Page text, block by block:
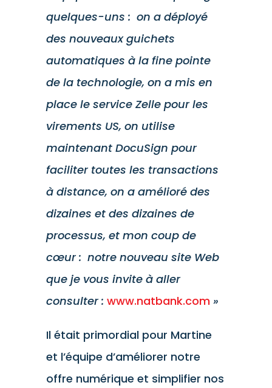
quelques-uns : on a déployé
des nouveaux guichets
automatiques à la fine pointe
de la technologie, on a mis en
place le service Zelle pour les
virements US, on utilise
maintenant DocuSign pour
faciliter toutes les transactions
à distance, on a amélioré des
dizaines et des dizaines de
processus, et mon coup de
cœur : notre nouveau site Web
que je vous invite à aller
consulter : www.natbank.com »
Il était primordial pour Martine
et l’équipe d’améliorer notre
offre numérique et simplifier nos